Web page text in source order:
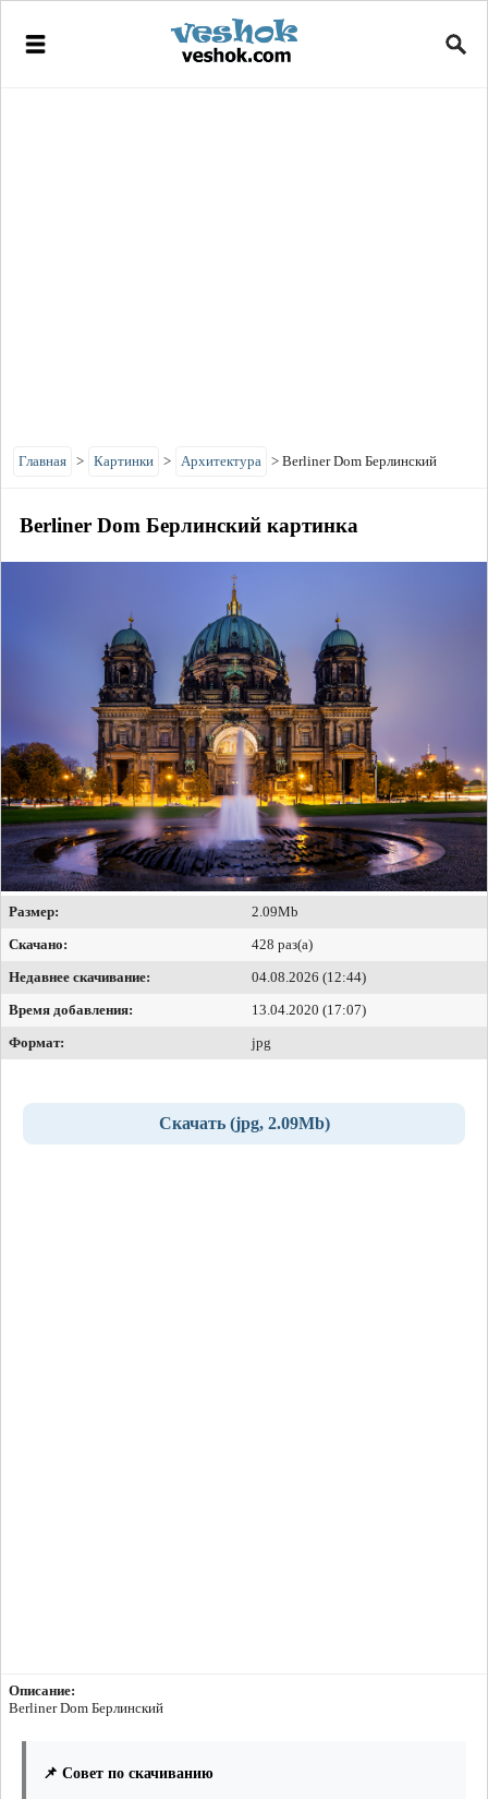
Главная > Картинки > Архитектура > Berliner Dom Берлинский
Berliner Dom Берлинский картинка
Размер:
2.09Mb
Скачано:
428 раз(а)
Недавнее скачивание:
04.08.2026 (12:44)
Время добавления:
13.04.2020 (17:07)
Формат:
jpg
Скачать (jpg, 2.09Mb)
Описание:
Berliner Dom Берлинский
📌 Совет по скачиванию